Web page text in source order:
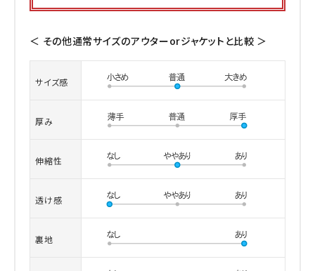
＜ その他通常サイズのアウターorジャケットと比較 ＞
サイズ感
厚み
伸縮性
透け感
裏地